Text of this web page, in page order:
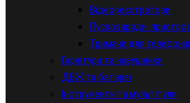
Відеореєстратори
Пускозарядні пристрої
Тримачи для телефонів
Гарнітури та навушники
ДБЖ та батареї
Інструменти та мультітули